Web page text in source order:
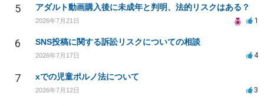
5 アダルト動画購入後に未成年と判明、法的リスクはある？
2026年7月21日 1
6 SNS投稿に関する訴訟リスクについての相談
2026年7月17日 4
7 xでの児童ポルノ法について
2026年7月12日 3